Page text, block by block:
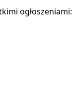
ogłoszeniami: